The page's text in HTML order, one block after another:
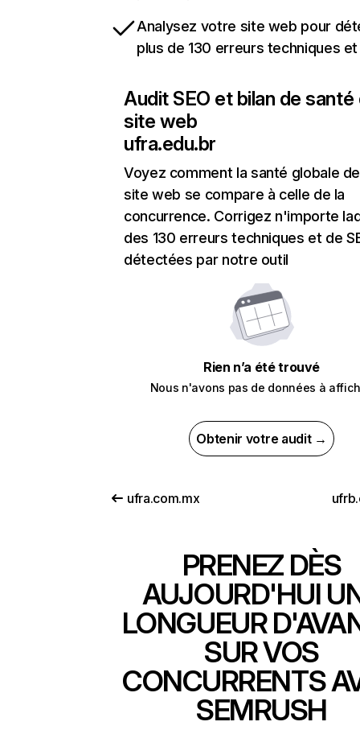
Analysez votre site web pour
plus de 130 erreurs techniques et
Audit SEO et bilan de santé
site web
ufra.edu.br
Voyez comment la santé globale
site web se compare à celle de la
concurrence. Corrigez n'importe
des 130 erreurs techniques et de
détectées par notre outil
Rien n’a été trouvé
Nous n'avons pas de données à
Obtenir votre audit →
ufra.com.mx
PRENEZ DÈS
AUJOURD'HUI
LONGUEUR
SUR VOS
CONCURRENTS
SEMRUSH